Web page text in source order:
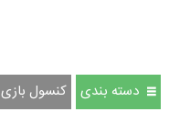
دسته بندی کنسول بازی